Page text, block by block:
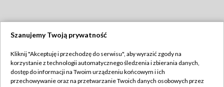
TVP
Abonament TVP
Regulamin TVP
Szanujemy Twoją prywatność
Kliknij "Akceptuję i przechodzę do serwisu", aby wyrazić zgody na
korzystanie z technologii automatycznego śledzenia i zbierania danych,
dostęp do informacji na Twoim urządzeniu końcowym i ich
przechowywanie oraz na przetwarzanie Twoich danych osobowych przez